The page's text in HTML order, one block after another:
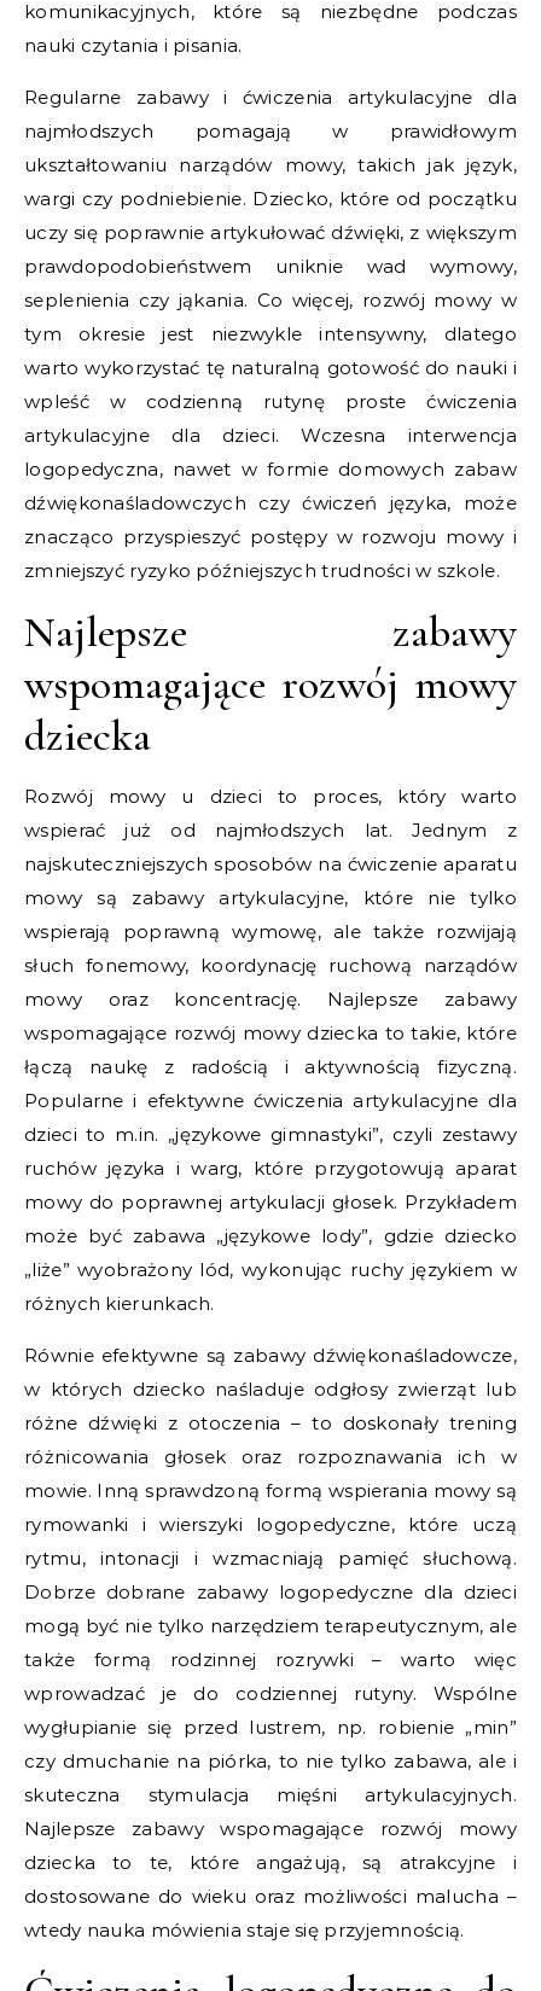
komunikacyjnych, które są niezbędne podczas
nauki czytania i pisania.
Regularne zabawy i ćwiczenia artykulacyjne dla
najmłodszych pomagają w prawidłowym
ukształtowaniu narządów mowy, takich jak język,
wargi czy podniebienie. Dziecko, które od początku
uczy się poprawnie artykułować dźwięki, z większym
prawdopodobieństwem uniknie wad wymowy,
seplenienia czy jąkania. Co więcej, rozwój mowy w
tym okresie jest niezwykle intensywny, dlatego
warto wykorzystać tę naturalną gotowość do nauki i
wpleść w codzienną rutynę proste ćwiczenia
artykulacyjne dla dzieci. Wczesna interwencja
logopedyczna, nawet w formie domowych zabaw
dźwiękonaśladowczych czy ćwiczeń języka, może
znacząco przyspieszyć postępy w rozwoju mowy i
zmniejszyć ryzyko późniejszych trudności w szkole.
Najlepsze zabawy
wspomagające rozwój mowy
dziecka
Rozwój mowy u dzieci to proces, który warto
wspierać już od najmłodszych lat. Jednym z
najskuteczniejszych sposobów na ćwiczenie aparatu
mowy są zabawy artykulacyjne, które nie tylko
wspierają poprawną wymowę, ale także rozwijają
słuch fonemowy, koordynację ruchową narządów
mowy oraz koncentrację. Najlepsze zabawy
wspomagające rozwój mowy dziecka to takie, które
łączą naukę z radością i aktywnością fizyczną.
Popularne i efektywne ćwiczenia artykulacyjne dla
dzieci to m.in. „językowe gimnastyki”, czyli zestawy
ruchów języka i warg, które przygotowują aparat
mowy do poprawnej artykulacji głosek. Przykładem
może być zabawa „językowe lody”, gdzie dziecko
„liże” wyobrażony lód, wykonując ruchy językiem w
różnych kierunkach.
Równie efektywne są zabawy dźwiękonaśladowcze,
w których dziecko naśladuje odgłosy zwierząt lub
różne dźwięki z otoczenia – to doskonały trening
różnicowania głosek oraz rozpoznawania ich w
mowie. Inną sprawdzoną formą wspierania mowy są
rymowanki i wierszyki logopedyczne, które uczą
rytmu, intonacji i wzmacniają pamięć słuchową.
Dobrze dobrane zabawy logopedyczne dla dzieci
mogą być nie tylko narzędziem terapeutycznym, ale
także formą rodzinnej rozrywki – warto więc
wprowadzać je do codziennej rutyny. Wspólne
wygłupianie się przed lustrem, np. robienie „min”
czy dmuchanie na piórka, to nie tylko zabawa, ale i
skuteczna stymulacja mięśni artykulacyjnych.
Najlepsze zabawy wspomagające rozwój mowy
dziecka to te, które angażują, są atrakcyjne i
dostosowane do wieku oraz możliwości malucha –
wtedy nauka mówienia staje się przyjemnością.